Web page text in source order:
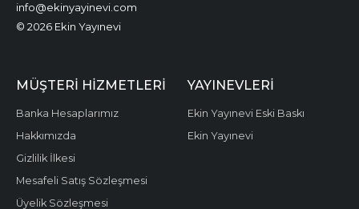
info@ekinyayinevi.com
© 2026 Ekin Yayınevi
MÜŞTERI HIZMETLERI
Banka Hesaplarımız
Hakkımızda
Gizlilik İlkesi
Mesafeli Satış Sözleşmesi
Üyelik Sözleşmesi
YAYINEVLERI
Ekin Yayınevi Eski Baskı
Ekin Yayınevi